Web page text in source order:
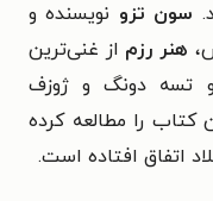
سون تزو نویسنده و
هنر رزم از غنی‌ترین
تسه دونگ و ژوزف
کتاب را مطالعه کرده